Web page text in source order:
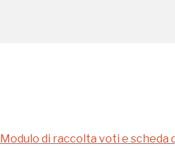
Modulo di raccolta voti e scheda